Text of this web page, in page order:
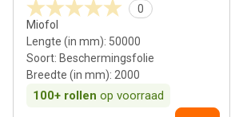
0
Miofol
Lengte (in mm): 50000
Soort: Beschermingsfolie
Breedte (in mm): 2000
100+ rollen op voorraad